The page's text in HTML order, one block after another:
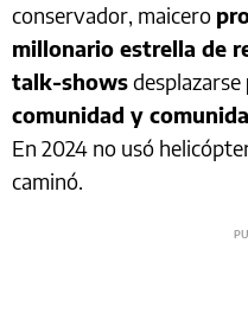
conservador, maicero
millonario estrella de
talk-showsdesplazarse
comunidad y
En 2024 no usó
caminó.